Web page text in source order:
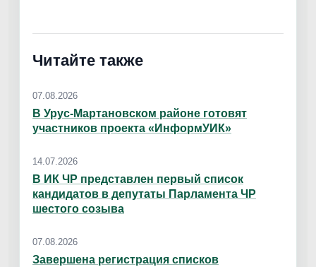
Читайте также
07.08.2026
В Урус-Мартановском районе готовят
участников проекта «ИнформУИК»
14.07.2026
В ИК ЧР представлен первый список
кандидатов в депутаты Парламента ЧР
шестого созыва
07.08.2026
Завершена регистрация списков